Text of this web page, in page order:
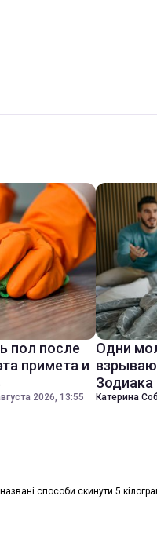
пол после
примета и
2026, 13:55
Одни
Катерина
способи скинути 5